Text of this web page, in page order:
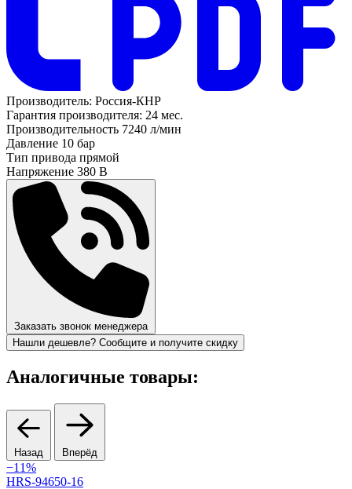
Производитель: Россия-КНР
Гарантия производителя: 24 мес.
Производительность 7240 л/мин
Давление 10 бар
Тип привода прямой
Напряжение 380 В
Заказать звонок менеджера
Нашли дешевле? Сообщите и получите скидку
Аналогичные товары:
Назад Вперёд
−11%
HRS-94650-16